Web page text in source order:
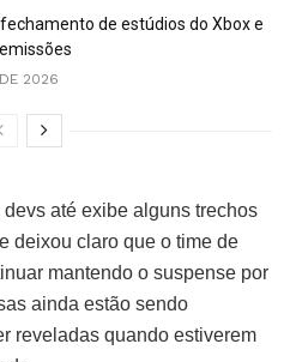
de estúdios do Xbox e
2026
até exibe alguns trechos
deixou claro que o time de
mantendo o suspense por
ainda estão sendo
reveladas quando estiverem